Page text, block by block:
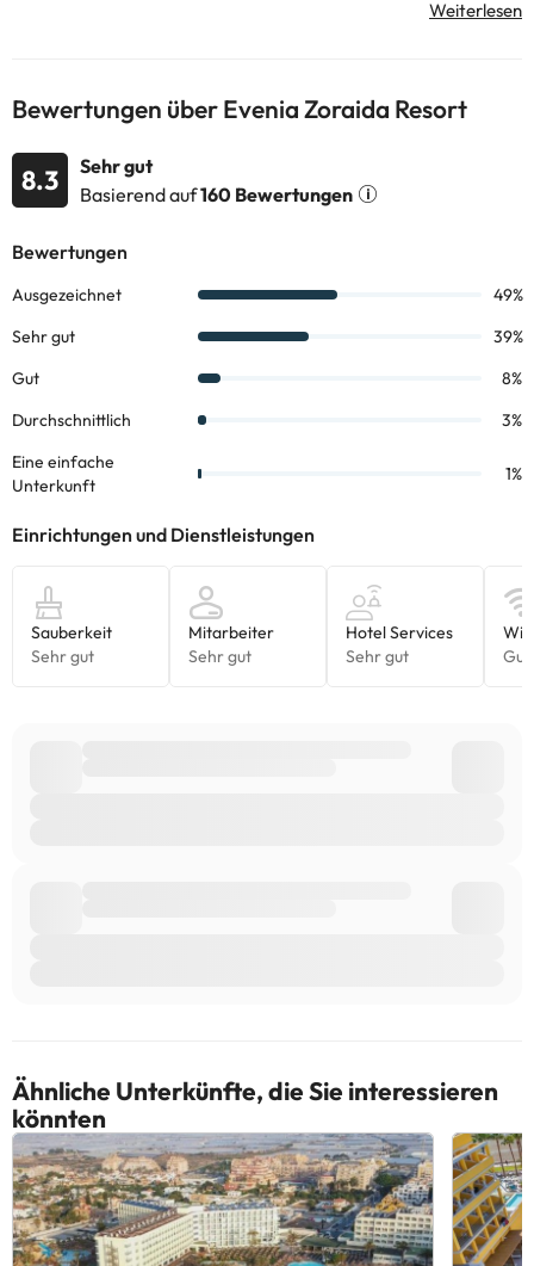
entfernt. Den Kunden stehen insgesamt 460 Zimmer zur
Internetverbindung. Besucher werden in einer Lobby mit 24-
Stunden-Rezeption begrüßt. Haustiere sind in den
Räumlichkeiten nicht gestattet. Besucher können das Catering
der Unterkunft genießen. Alle Kunden, die in dieser Unterkunft
übernachten, können dank des Unterhaltungsprogramms eine
Resort können bezahlt werden.
Sie können ihre Preise direkt in der Einrichtung überprüfen. Diese
Informationen können von der Unterkunft geändert werden.
Einige der aufgeführten Leistungen können kostenpflichtig sein.
Die entsprechenden Preise könnt ihr direkt bei der Unterkunft
erfragen. Alle Informationen auf dieser Seite können von der
uns.
Bewertungen über Evenia Zoraida Resort
8.3
Sehr gut
Basierend auf160 Bewertungen
Ähnliche Unterkünfte, die Sie interessieren
könnten